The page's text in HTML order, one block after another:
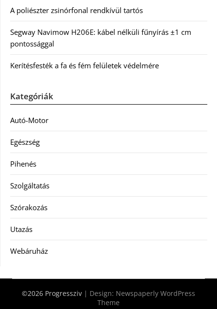
A poliészter zsinórfonal rendkívül tartós
Segway Navimow H206E: kábel nélküli fűnyírás ±1 cm
pontossággal
Kerítésfesték a fa és fém felületek védelmére
Kategóriák
Autó-Motor
Egészség
Pihenés
Szolgáltatás
Szórakozás
Utazás
Webáruház
©2026 Progressziv | Design: Newspaperly WordPress
Theme